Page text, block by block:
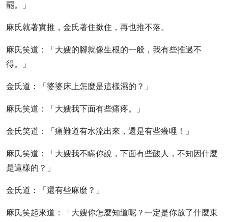
罷。」
麻氏就著實推，金氏著住撳住，再也推不落。
麻氏笑道：「大嫂的腳就像生根的一般，我有些推過不
得。」
金氏道：「婆婆床上怎麼是這樣濕的？」
麻氏笑道：「大嫂我下面有些痛疼。」
金氏笑道：「痛難道有水流出來，還是有些癢哩！」
麻氏笑道：「大嫂我不瞞你說，下面有些酸人，不知因什麼
是這樣的？」
金氏道：「還有些麻麼？」
麻氏笑起來道：「大嫂你怎麼知道呢？一定是你放了什麼東